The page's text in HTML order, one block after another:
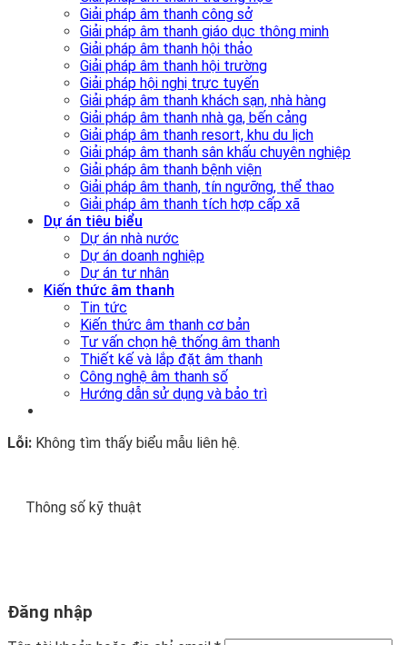
Giải pháp âm thanh công sở
Giải pháp âm thanh giáo dục thông minh
Giải pháp âm thanh hội thảo
Giải pháp âm thanh hội trường
Giải pháp hội nghị trực tuyến
Giải pháp âm thanh khách sạn, nhà hàng
Giải pháp âm thanh nhà ga, bến cảng
Giải pháp âm thanh resort, khu du lịch
Giải pháp âm thanh sân khấu chuyên nghiệp
Giải pháp âm thanh bệnh viện
Giải pháp âm thanh, tín ngưỡng, thể thao
Giải pháp âm thanh tích hợp cấp xã
Dự án tiêu biểu
Dự án nhà nước
Dự án doanh nghiệp
Dự án tư nhân
Kiến thức âm thanh
Tin tức
Kiến thức âm thanh cơ bản
Tư vấn chọn hệ thống âm thanh
Thiết kế và lắp đặt âm thanh
Công nghệ âm thanh số
Hướng dẫn sử dụng và bảo trì
Lỗi: Không tìm thấy biểu mẫu liên hệ.
Thông số kỹ thuật
Đăng nhập